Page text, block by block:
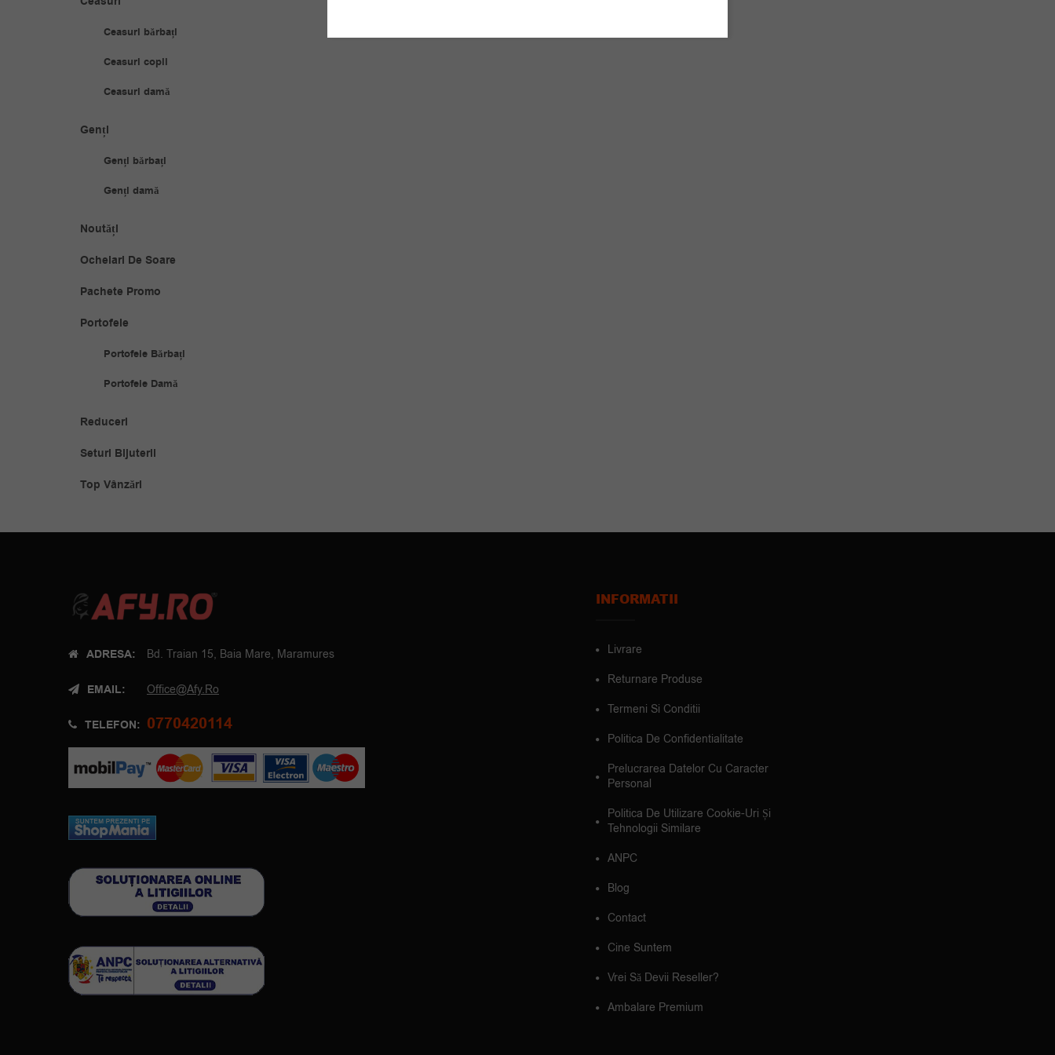
Ceasuri bărbați
Ceasuri copii
Ceasuri damă
Genți
Genți bărbați
Genți damă
Noutăți
Ochelari De Soare
Pachete Promo
Portofele
Portofele Bărbați
Portofele Damă
Reduceri
Seturi Bijuterii
Top Vânzări
ADRESA: Bd. Traian 15, Baia Mare, Maramures
EMAIL: Office@afy.ro
TELEFON: 0770420114
INFORMATII
Livrare
Returnare Produse
Termeni Si Conditii
Politica De Confidentialitate
Prelucrarea Datelor Cu Caracter
Personal
Politica De Utilizare Cookie-Uri Și
Tehnologii Similare
ANPC
Blog
Contact
Cine Suntem
Vrei Să Devii Reseller?
Ambalare Premium